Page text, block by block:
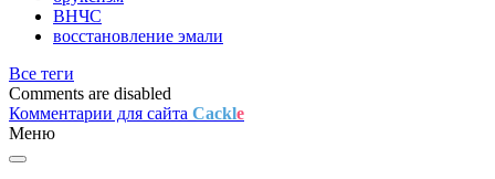
ВНЧС
восстановление эмали
Все теги
Comments are disabled
Комментарии для сайта Cackle
Меню